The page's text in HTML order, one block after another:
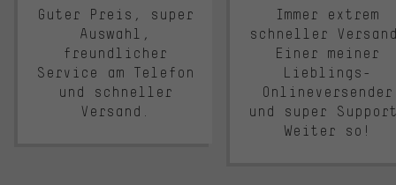
Guter Preis, super
Auswahl,
freundlicher
Service am Telefon
und schneller
Versand.
Immer extrem
schneller
Einer meiner
Lieblings-
Onlineversender
und super
Weiter so!